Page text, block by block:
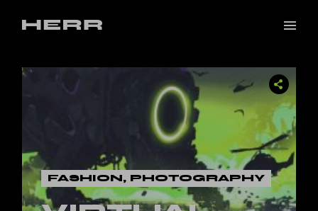
FASHION PHOTOGRAPHY